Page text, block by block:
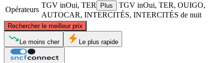
Opérateurs
TGV inOui, TER Plus
TGV inOui, TER, OUIGO,
AUTOCAR, INTERCITÉS, INTERCITÉS de nuit
Rechercher le meilleur prix
Nantes
©CARTO , © OpenStreetMapcontributors
Le moins cher Le plus rapide